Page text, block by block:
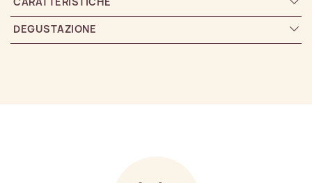
DEGUSTAZIONE